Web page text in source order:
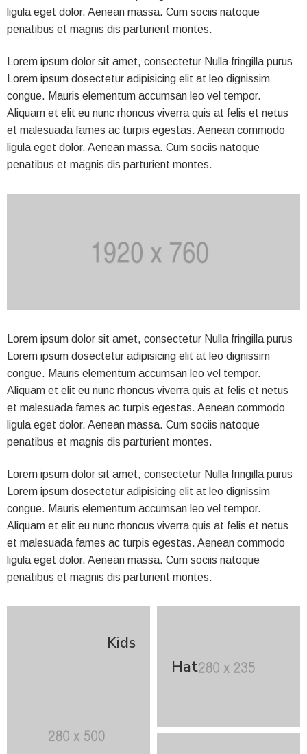
ligula eget dolor. Aenean massa. Cum sociis natoque
penatibus et magnis dis parturient montes.
Lorem ipsum dolor sit amet, consectetur Nulla fringilla purus
Lorem ipsum dosectetur adipisicing elit at leo dignissim
congue. Mauris elementum accumsan leo vel tempor.
Aliquam et elit eu nunc rhoncus viverra quis at felis et netus
et malesuada fames ac turpis egestas. Aenean commodo
ligula eget dolor. Aenean massa. Cum sociis natoque
penatibus et magnis dis parturient montes.
Lorem ipsum dolor sit amet, consectetur Nulla fringilla purus
Lorem ipsum dosectetur adipisicing elit at leo dignissim
congue. Mauris elementum accumsan leo vel tempor.
Aliquam et elit eu nunc rhoncus viverra quis at felis et netus
et malesuada fames ac turpis egestas. Aenean commodo
ligula eget dolor. Aenean massa. Cum sociis natoque
penatibus et magnis dis parturient montes.
Lorem ipsum dolor sit amet, consectetur Nulla fringilla purus
Lorem ipsum dosectetur adipisicing elit at leo dignissim
congue. Mauris elementum accumsan leo vel tempor.
Aliquam et elit eu nunc rhoncus viverra quis at felis et netus
et malesuada fames ac turpis egestas. Aenean commodo
ligula eget dolor. Aenean massa. Cum sociis natoque
penatibus et magnis dis parturient montes.
Kids
Hat